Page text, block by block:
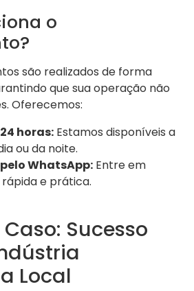
o
são realizados de forma
que sua operação não
Oferecemos:
horas: Estamos disponíveis a
ou da noite.
WhatsApp: Entre em
e prática.
Sucesso
Local